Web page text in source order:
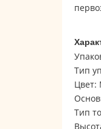
Тип
Цвет:
Тип